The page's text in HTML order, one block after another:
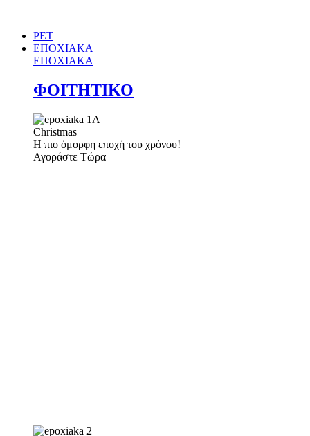
PET
ΕΠΟΧΙΑΚΑ
ΕΠΟΧΙΑΚΑ
ΦΟΙΤΗΤΙΚΟ
Christmas
Η πιο όμορφη εποχή του χρόνου!
Αγοράστε Τώρα